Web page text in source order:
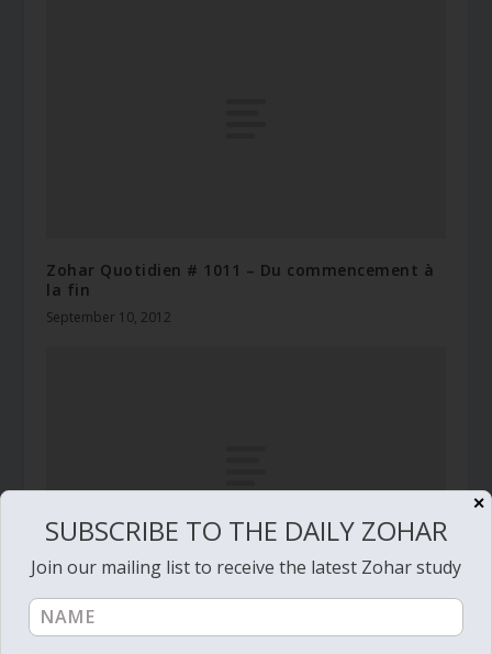
Zohar Quotidien # 1011 – Du commencement à
la fin
September 10, 2012
Zohar Qotidien # 932 – Quelle est la lumière de
ton visage?
✕
SUBSCRIBE TO THE DAILY ZOHAR
Join our mailing list to receive the latest Zohar study